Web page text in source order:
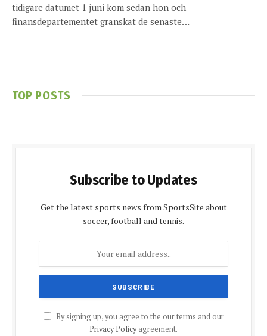
tidigare datumet 1 juni kom sedan hon och
finansdepartementet granskat de senaste…
TOP POSTS
Subscribe to Updates
Get the latest sports news from SportsSite about
soccer, football and tennis.
By signing up, you agree to the our terms and our
Privacy Policyagreement.